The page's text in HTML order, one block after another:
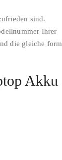
sind.
Ihrer
die gleiche form
Akku